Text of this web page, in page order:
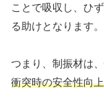
ことで吸収し、ひ
る助けとなります。
つまり、制振材は
衝突時の安全性向